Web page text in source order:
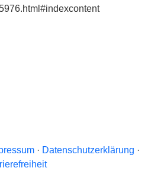
· Datenschutzerklärung ·